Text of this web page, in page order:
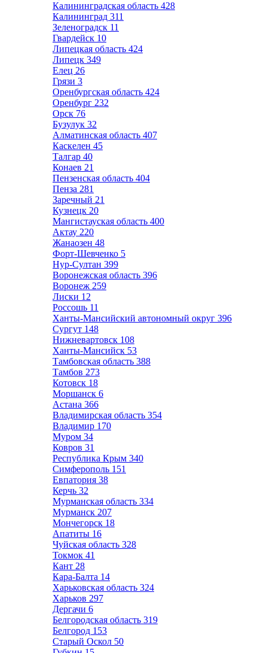
Калининградская область 428
Калининград 311
Зеленоградск 11
Гвардейск 10
Липецкая область 424
Липецк 349
Елец 26
Грязи 3
Оренбургская область 424
Оренбург 232
Орск 76
Бузулук 32
Алматинская область 407
Каскелен 45
Талгар 40
Конаев 21
Пензенская область 404
Пенза 281
Заречный 21
Кузнецк 20
Мангистауская область 400
Актау 220
Жанаозен 48
Форт-Шевченко 5
Нур-Султан 399
Воронежская область 396
Воронеж 259
Лиски 12
Россошь 11
Ханты-Мансийский автономный округ 396
Сургут 148
Нижневартовск 108
Ханты-Мансийск 53
Тамбовская область 388
Тамбов 273
Котовск 18
Моршанск 6
Астана 366
Владимирская область 354
Владимир 170
Муром 34
Ковров 31
Республика Крым 340
Симферополь 151
Евпатория 38
Керчь 32
Мурманская область 334
Мурманск 207
Мончегорск 18
Апатиты 16
Чуйская область 328
Токмок 41
Кант 28
Кара-Балта 14
Харьковская область 324
Харьков 297
Дергачи 6
Белгородская область 319
Белгород 153
Старый Оскол 50